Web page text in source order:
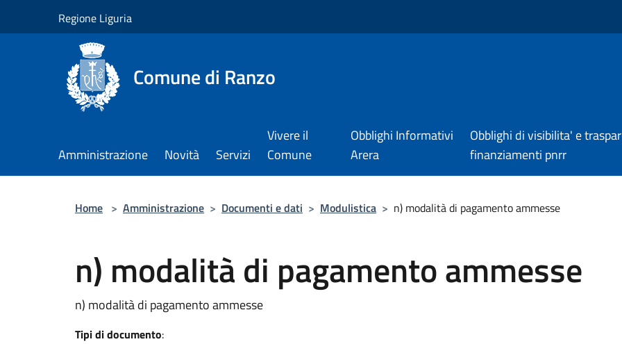
Regione Liguria
Comune di Ranzo
Amministrazione Novità Servizi
Vivere il
Comune
Obblighi Informativi
Arera
Obblighi di visibilita' e
finanziamenti pnrr
Home > Amministrazione > Documenti e dati > Modulistica > n) modalità di pagamento ammesse
n) modalità di pagamento ammesse
n) modalità di pagamento ammesse
Tipi di documento: